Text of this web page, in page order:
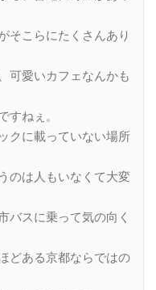
そこらにたくさんあり
可愛いカフェなんかも
すねぇ。
クに載っていない場所
のは人もいなくて大変
バスに乗って気の向く
どある京都ならではの